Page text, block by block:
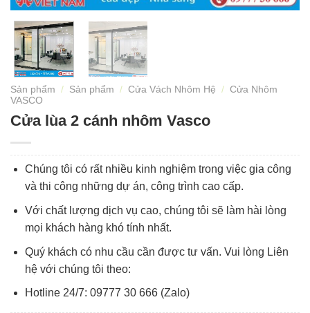
Sản phẩm / Sản phẩm / Cửa Vách Nhôm Hệ / Cửa Nhôm
VASCO
Cửa lùa 2 cánh nhôm Vasco
Chúng tôi có rất nhiều kinh nghiệm trong việc gia công
và thi công những dự án, công trình cao cấp.
Với chất lượng dịch vụ cao, chúng tôi sẽ làm hài lòng
mọi khách hàng khó tính nhất.
Quý khách có nhu cầu cần được tư vấn. Vui lòng Liên
hệ với chúng tôi theo:
Hotline 24/7: 09777 30 666 (Zalo)